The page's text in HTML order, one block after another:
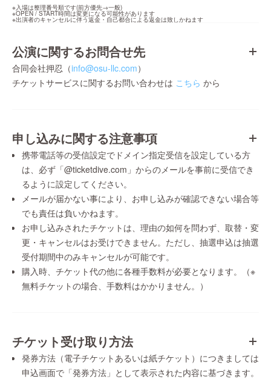
※入場は整理番号順です(前方優先→一般)
※OPEN / START時間は変更になる可能性があります
※出演者のキャンセルに伴う返金・自己都合による返金は致しかねます
公演に関するお問合せ先
合同会社押忍（info@osu-llc.com）
チケットサービスに関するお問い合わせは こちら から
申し込みに関する注意事項
携帯電話等の受信設定でドメイン指定受信を設定している方
は、必ず「@ticketdive.com」からのメールを事前に受信でき
るように設定してください。
メールが届かない事により、お申し込みが確認できない場合等
でも責任は負いかねます。
お申し込みされたチケットは、理由の如何を問わず、取替・変
更・キャンセルはお受けできません。ただし、抽選申込は抽選
受付期間中のみキャンセルが可能です。
購入時、チケット代の他に各種手数料が必要となります。（※
無料チケットの場合、手数料はかかりません。）
チケット受け取り方法
発券方法（電子チケットあるいは紙チケット）につきましては
申込画面で「発券方法」として表示された内容に基づきます。